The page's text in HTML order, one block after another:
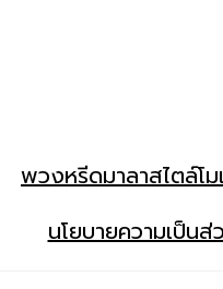
พวงหรีดมาลาสไตล์โม
นโยบายความเป็นส่